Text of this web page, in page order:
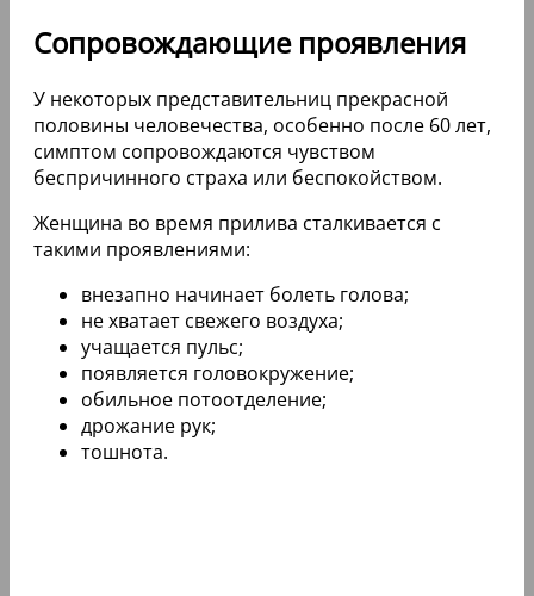
Сопровождающие проявления
У некоторых представительниц прекрасной
половины человечества, особенно после 60 лет,
симптом сопровождаются чувством
беспричинного страха или беспокойством.
Женщина во время прилива сталкивается с
такими проявлениями:
внезапно начинает болеть голова;
не хватает свежего воздуха;
учащается пульс;
появляется головокружение;
обильное потоотделение;
дрожание рук;
тошнота.